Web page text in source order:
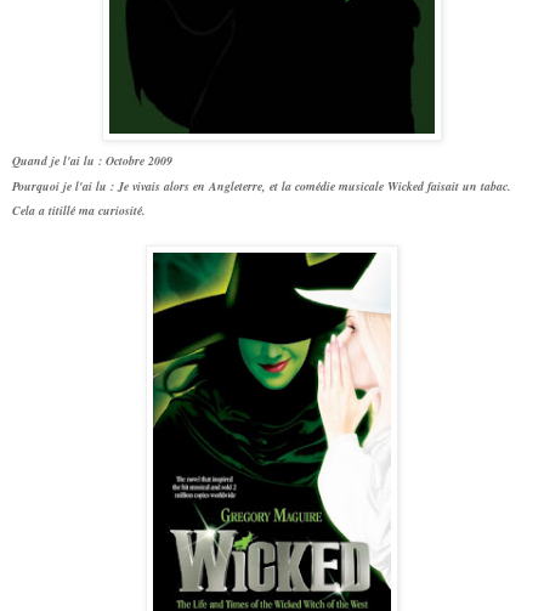
Quand je l'ai lu : Octobre 2009
Pourquoi je l'ai lu :Je vivais alors en Angleterre, et la comédie musicale Wicked faisait un tabac.
Cela a titillé ma curiosité.